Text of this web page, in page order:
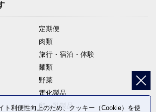
定期便
肉類
旅行・宿泊・体験
麺類
野菜
電化製品
卵・乳製品
ト利便性向上のため、クッキー（Cookie）を使